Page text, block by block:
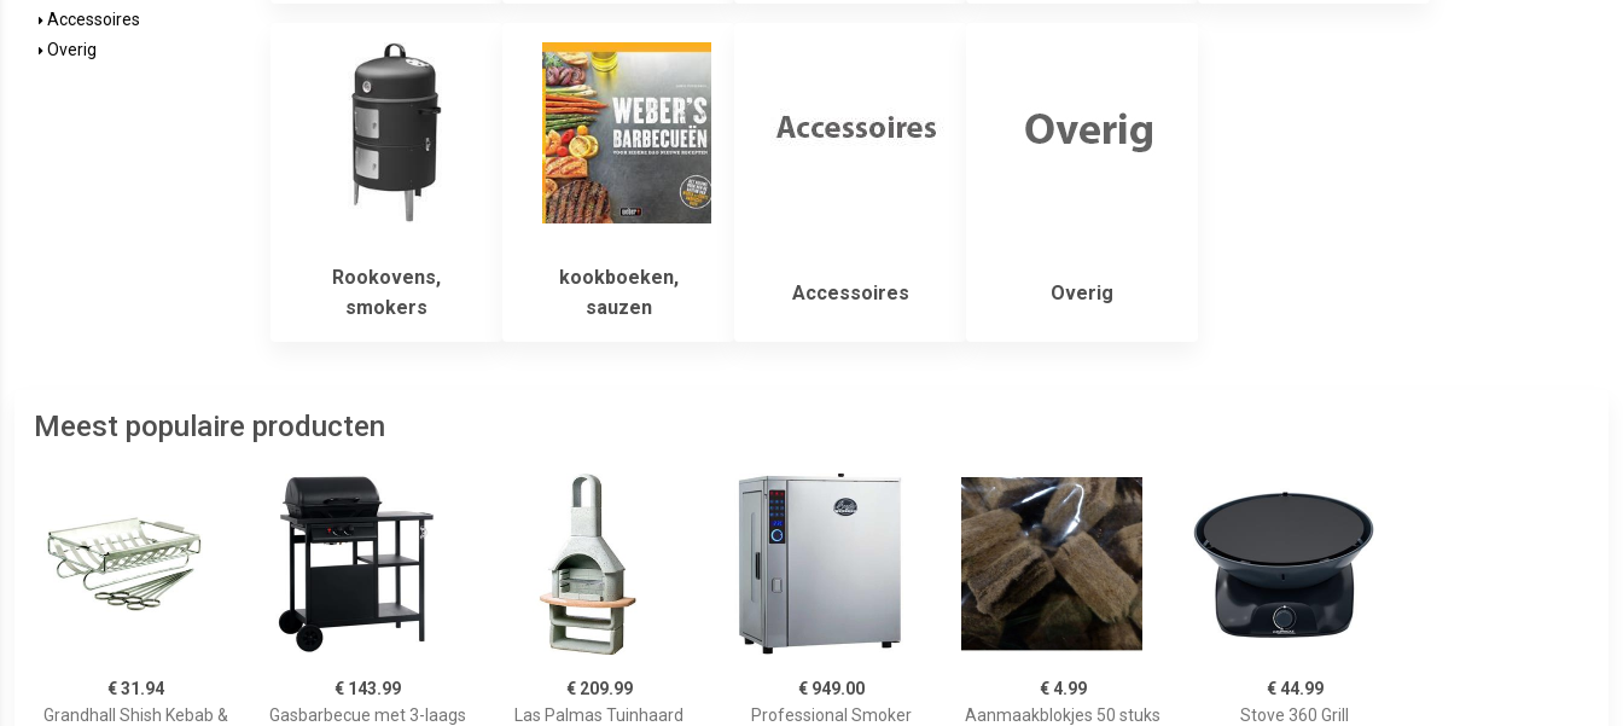
Accessoires
Overig
Rookovens,
smokers
kookboeken,
sauzen
Accessoires Overig
Meest populaire producten
€ 31.94
Grandhall Shish Kebab &
€ 143.99
Gasbarbecue met 3-laags
€ 209.99
Las Palmas Tuinhaard
€ 949.00
Professional Smoker
€ 4.99
Aanmaakblokjes 50 stuks
€ 44.99
Stove 360 Grill